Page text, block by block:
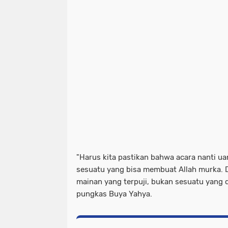
"Harus kita pastikan bahwa acara nanti
sesuatu yang bisa membuat Allah murka.
mainan yang terpuji, bukan sesuatu yang
pungkas Buya Yahya.